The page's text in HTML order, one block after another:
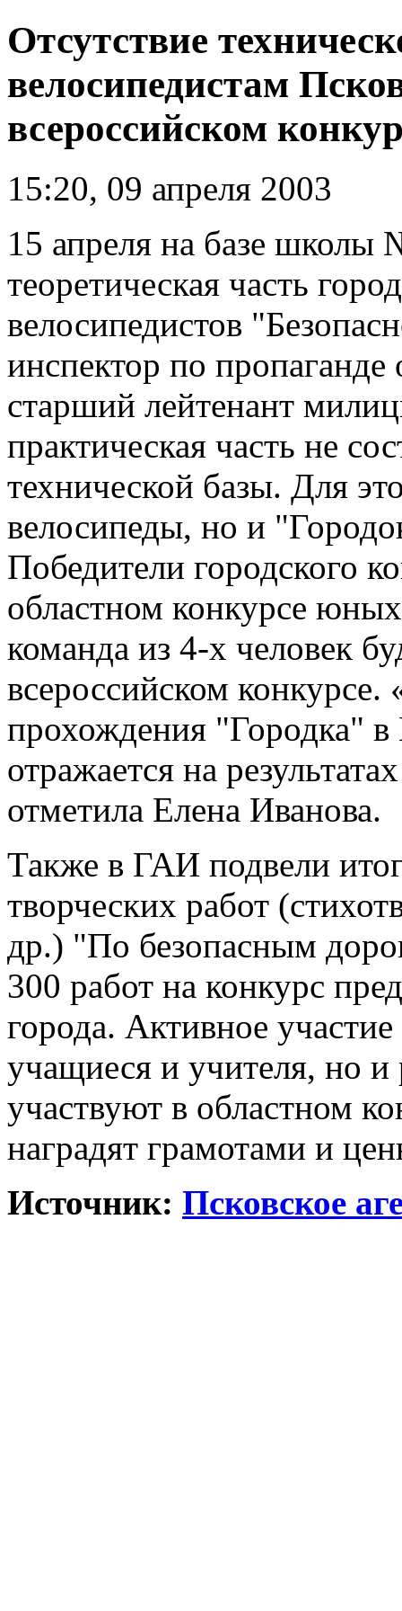
Отсутствие
велосипедистам
всероссийском
15:20, 09 апреля 2003
15 апреля на базе школы
теоретическая часть
велосипедистов
инспектор по
старший лейтенант
практическая часть не
технической базы. Для
велосипеды, но и
Победители городского
областном конкурсе
команда из 4-х человек
всероссийском конкурсе.
прохождения "Городка" в
отражается на
отметила Елена Иванова.
Также в ГАИ подвели
творческих работ
др.) "По безопасным
300 работ на конкурс
города. Активное
учащиеся и учителя, но
участвуют в областном
наградят грамотами и
Источник: Псковское